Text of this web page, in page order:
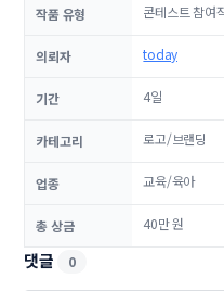
작품 유형 콘테스트 참여
의뢰자 today
기간 4일
카테고리 로고/브랜딩
업종 교육/육아
총 상금 40만 원
댓글 0